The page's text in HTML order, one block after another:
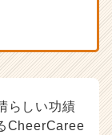
らしい功績
CheerCaree